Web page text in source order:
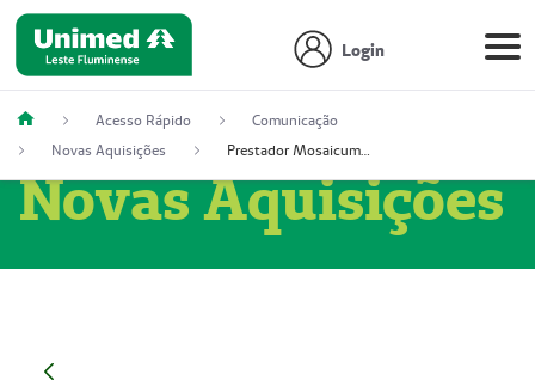
Login
Acesso Rápido
Comunicação
Novas Aquisições
Prestador Mosaicum Espaço Clínico Eireli (51004355-5)
Novas Aquisições